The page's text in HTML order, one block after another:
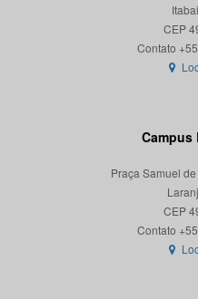
CEP
Campus
Praça Samuel
CEP